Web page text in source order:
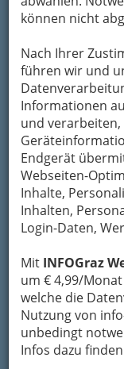
können nicht
Nach Ihrer
führen wir und
Informationen
und
Endgerät
Webseiten-
Inhalte,
Inhalten,
Login-Daten,
Mit INFOGraz
um € 4,99/
welche die
Nutzung von
unbedingt
Infos dazu
Ismael
Der
Hier muss man
Murszene 2017
einmal schlicht
„Ismael
hat
Explosion
regelmäßig
in
zahlreichen
Zum